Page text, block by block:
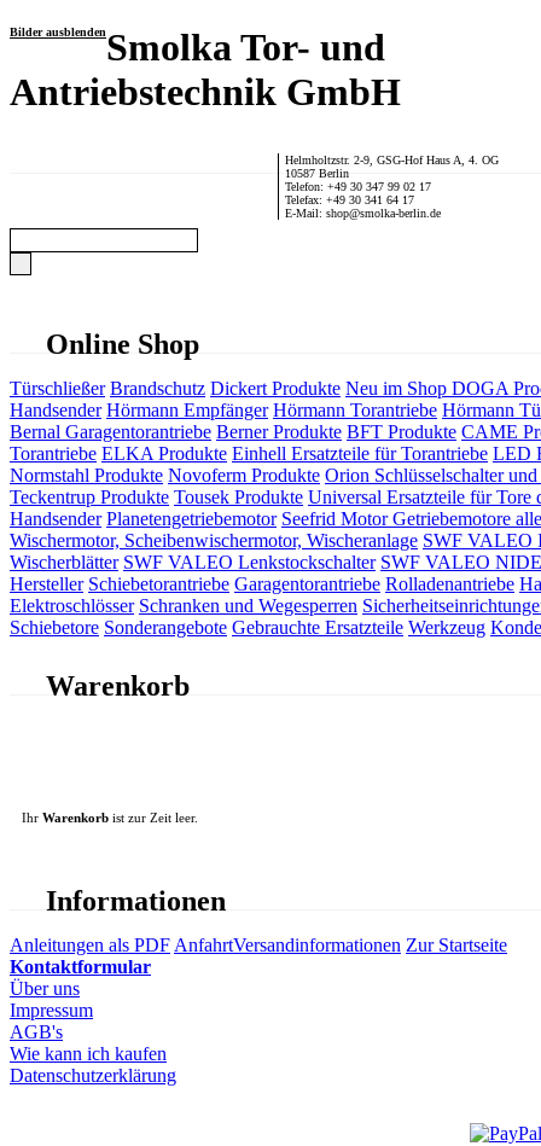
Bilder ausblendenSmolka Tor- und
Antriebstechnik GmbH
Helmholtzstr. 2-9, GSG-Hof Haus A, 4. OG
10587 Berlin
Telefon: +49 30 347 99 02 17
Telefax: +49 30 341 64 17
E-Mail: shop@smolka-berlin.de
Online Shop
Türschließer Brandschutz Dickert Produkte Neu im Shop DOGA
Handsender Hörmann Empfänger Hörmann Torantriebe Hörmann
Bernal Garagentorantriebe Berner Produkte BFT Produkte CAME
Torantriebe ELKA Produkte Einhell Ersatzteile für Torantriebe LED
Normstahl Produkte Novoferm Produkte Orion Schlüsselschalter und
Teckentrup Produkte Tousek Produkte Universal Ersatzteile für Tore
Handsender Planetengetriebemotor Seefrid Motor Getriebemotore
Wischermotor, Scheibenwischermotor, Wischeranlage SWF VALEO
Wischerblätter SWF VALEO Lenkstockschalter SWF VALEO
Hersteller Schiebetorantriebe Garagentorantriebe Rolladenantriebe
Elektroschlösser Schranken und Wegesperren
Schiebetore Sonderangebote Gebrauchte Ersatzteile Werkzeug
Warenkorb
Ihr Warenkorb ist zur Zeit leer.
Informationen
Anleitungen als PDF AnfahrtVersandinformationen Zur Startseite
Kontaktformular
Über uns
Impressum
AGB's
Wie kann ich kaufen
Datenschutzerklärung